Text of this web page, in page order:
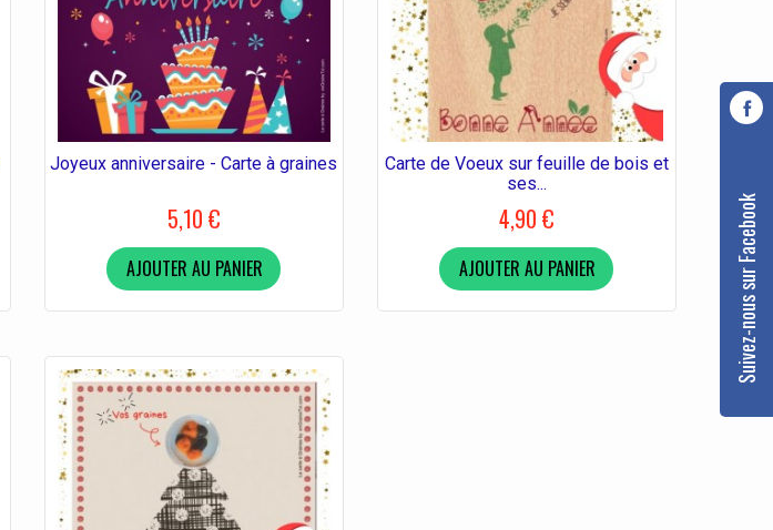
Suivez-nous sur Facebook
Joyeux anniversaire - Carte à graines
5,10 €
AJOUTER AU PANIER
Carte de Voeux sur feuille de bois et
ses...
4,90 €
AJOUTER AU PANIER